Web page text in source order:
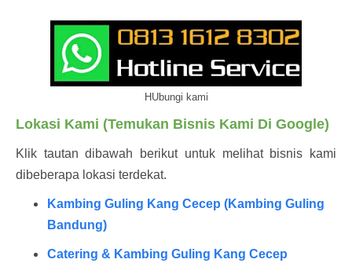
HUbungi kami
Lokasi Kami (Temukan Bisnis Kami Di Google)
Klik tautan dibawah berikut untuk melihat bisnis kami
dibeberapa lokasi terdekat.
Kambing Guling Kang Cecep (Kambing Guling
Bandung)
Catering & Kambing Guling Kang Cecep